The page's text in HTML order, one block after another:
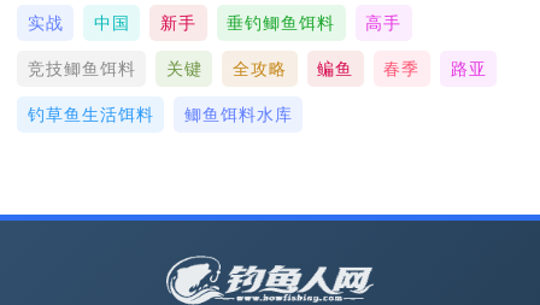
实战 中国 新手 垂钓鲫鱼饵料 高手
竞技鲫鱼饵料 关键 全攻略 鳊鱼 春季 路亚
钓草鱼生活饵料 鲫鱼饵料水库